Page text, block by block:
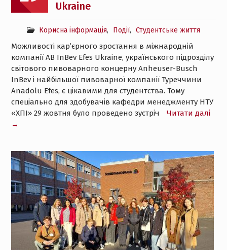
Ukraine
Корисна інформація, Події, Студентське життя
Можливості кар’єрного зростання в міжнародній
компанії AB InBev Efes Ukraine, українського підрозділу
світового пивоварного концерну Anheuser-Busch
InBev і найбільшої пивоварної компанії Туреччини
Anadolu Efes, є цікавими для студентства. Тому
спеціально для здобувачів кафедри менеджменту НТУ
«ХПІ» 29 жовтня було проведено зустріч
Читати далі
→